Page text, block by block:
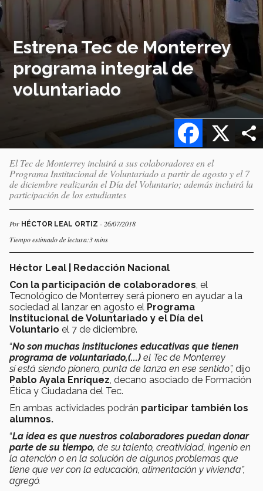
Estrena Tec de Monterrey
programa integral de
voluntariado
X
Facebook
El Tec de Monterrey incluirá a sus colaboradores en el
Programa Institucional de Voluntariado a partir de agosto y el 7
de diciembre realizarán el Día del Voluntario; además incluirá la
participación de los estudiantes
Por HÉCTOR LEAL ORTIZ - 26/07/2018
Tiempo estimado de lectura:3 mins
Héctor Leal | Redacción Nacional
Con la participación de colaboradores , el
Tecnológico de Monterrey será pionero en ayudar a la
sociedad al lanzar en agosto el Programa
Institucional de Voluntariado y el Día del
Voluntario el 7 de diciembre.
“No son muchas instituciones educativas que tienen
programa de voluntariado,(...) el Tec de Monterrey
sí está siendo pionero, punta de lanza en ese sentido”, dijo
Pablo Ayala Enríquez , decano asociado de Formación
Ética y Ciudadana del Tec.
En ambas actividades podrán participar también los
alumnos.
“La idea es que nuestros colaboradores puedan donar
parte de su tiempo, de su talento, creatividad, ingenio en
la atención o en la solución de algunos problemas que
tiene que ver con la educación, alimentación y vivienda”,
agregó.